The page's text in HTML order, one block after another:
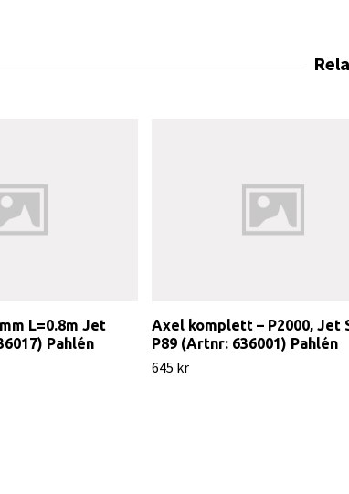
L=0.8m Jet
Pahlén
Axel komplett – P2000, Jet
P89 (Artnr: 636001) Pahlén
645 kr